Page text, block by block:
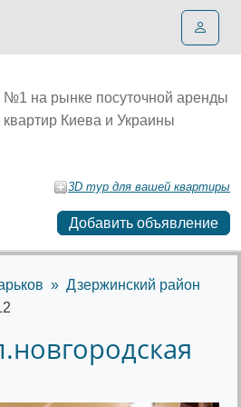
№1 на рынке посуточной аренды
квартир Киева и Украины
3D тур для вашей квартиры
Добавить объявление
Дзержинский район